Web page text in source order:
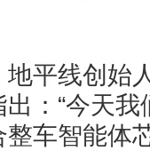
平线创始
出：“今天
整车智能体